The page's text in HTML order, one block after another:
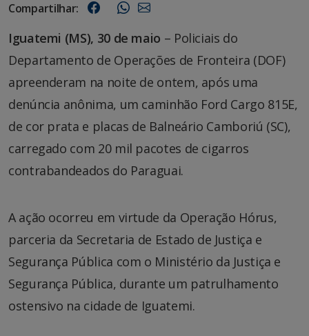
Compartilhar:
Iguatemi (MS), 30 de maio – Policiais do
Departamento de Operações de Fronteira (DOF)
apreenderam na noite de ontem, após uma
denúncia anônima, um caminhão Ford Cargo 815E,
de cor prata e placas de Balneário Camboriú (SC),
carregado com 20 mil pacotes de cigarros
contrabandeados do Paraguai.
A ação ocorreu em virtude da Operação Hórus,
parceria da Secretaria de Estado de Justiça e
Segurança Pública com o Ministério da Justiça e
Segurança Pública, durante um patrulhamento
ostensivo na cidade de Iguatemi.